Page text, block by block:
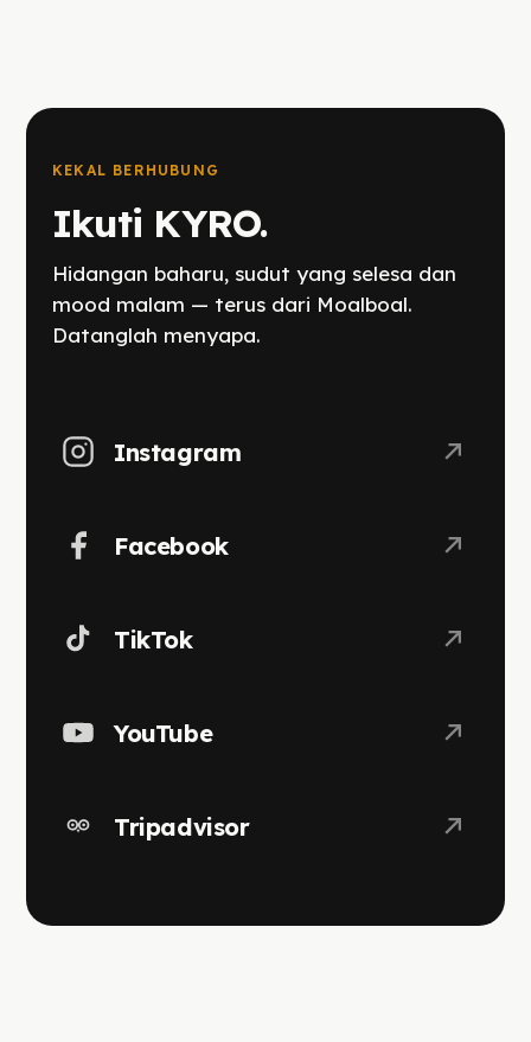
KEKAL BERHUBUNG
Ikuti KYRO.
Hidangan baharu, sudut yang selesa dan
mood malam — terus dari Moalboal.
Datanglah menyapa.
Instagram
Facebook
TikTok
YouTube
Tripadvisor